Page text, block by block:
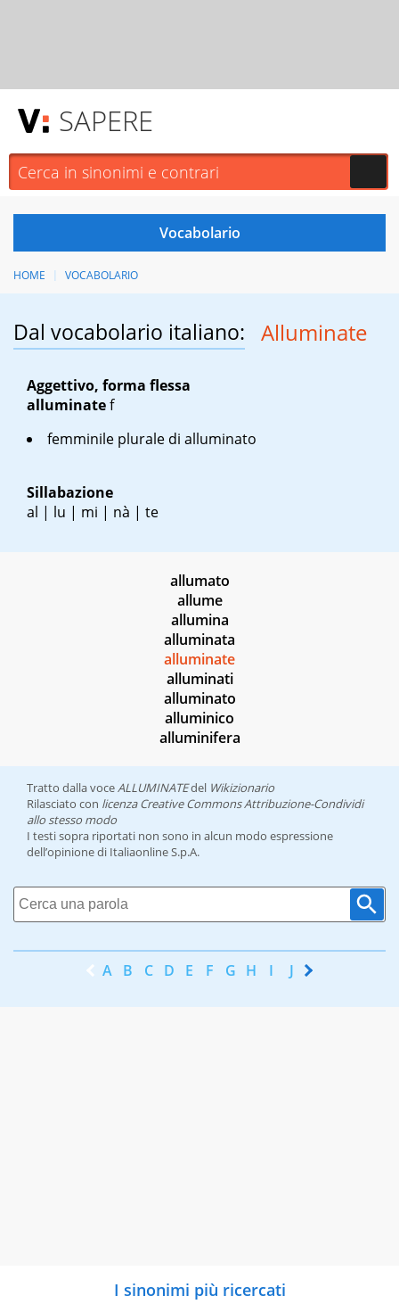
SAPERE
HOME VOCABOLARIO
Dal vocabolario italiano: Alluminate
Aggettivo, forma flessa
alluminatef
femminile plurale di alluminato
Sillabazione
al | lu | mi | nà | te
allumato
allume
allumina
alluminata
alluminate
alluminati
alluminato
alluminico
alluminifera
Tratto dalla voceALLUMINATEdel Wikizionario
Rilasciato con licenza Creative Commons Attribuzione-Condividi
allo stesso modo
I testi sopra riportati non sono in alcun modo espressione
dell’opinione di Italiaonline S.p.A.
A B C D E F G H I J K
I sinonimi più ricercati